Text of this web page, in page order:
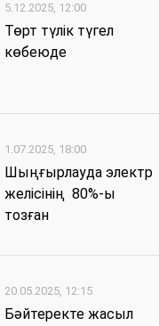
5.12.2025, 12:00
Төрт түлік түгел
көбеюде
1.07.2025, 18:00
Шыңғырлауда электр
желісінің 80%-ы
тозған
20.05.2025, 12:15
Бәйтеректе жасыл